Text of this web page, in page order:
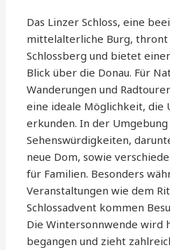
Das Linzer Schloss, eine
mittelalterliche Burg, thront
Schlossberg und bietet
Blick über die Donau. Für
Wanderungen und
eine ideale Möglichkeit, die
erkunden. In der
Sehenswürdigkeiten,
neue Dom, sowie
für Familien. Besonders
Veranstaltungen wie dem
Schlossadvent kommen
Die Wintersonnwende wird
begangen und zieht